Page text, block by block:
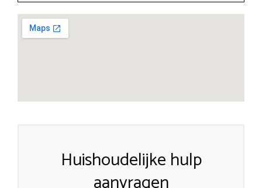
Huishoudelijke hulp